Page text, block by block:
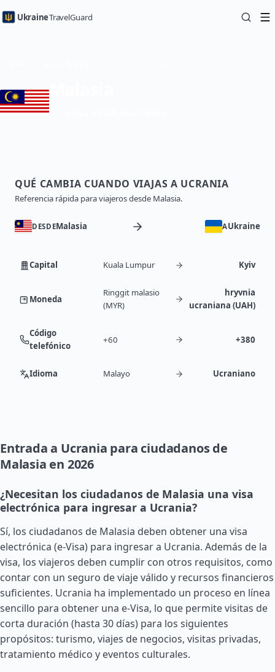
UkraineTravelGuard
QUÉ CAMBIA CUANDO VIAJAS A UCRANIA
Referencia rápida para viajeros desde Malasia.
DESDEMalasia AUkraine
Capital Kuala Lumpur Kyiv
Moneda
Ringgit malasio
(MYR)
hryvnia
ucraniana (UAH)
Código
telefónico
+60 +380
Idioma Malayo Ucraniano
Entrada a Ucrania para ciudadanos de
Malasia en 2026
¿Necesitan los ciudadanos de Malasia una visa
electrónica para ingresar a Ucrania?
Sí, los ciudadanos de Malasia deben obtener una visa
electrónica (e-Visa) para ingresar a Ucrania. Además de la
visa, los viajeros deben cumplir con otros requisitos, como
contar con un seguro de viaje válido y recursos financieros
suficientes. Ucrania ha implementado un proceso en línea
sencillo para obtener una e-Visa, lo que permite visitas de
corta duración (hasta 30 días) para los siguientes
propósitos: turismo, viajes de negocios, visitas privadas,
tratamiento médico y eventos culturales.